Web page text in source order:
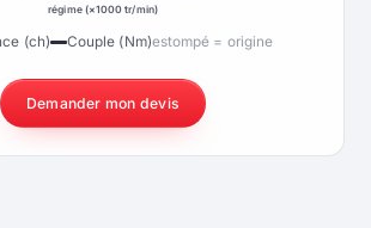
régime (×1000 tr/min)
(ch) Couple (Nm)estompé = origine
Demander mon devis